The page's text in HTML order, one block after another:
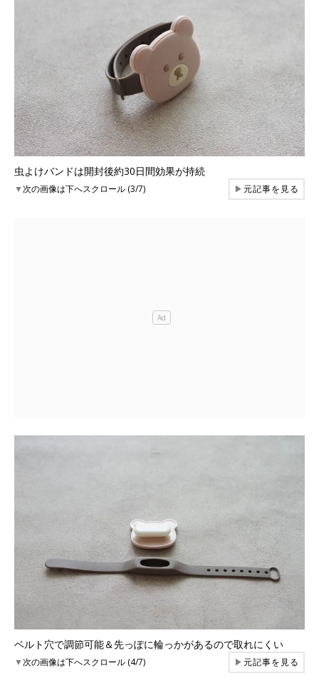
虫よけバンドは開封後約30日間効果が持続
▼次の画像は下へスクロール (3/7) ▶元記事を見る
ベルト穴で調節可能＆先っぽに輪っかがあるので取れにくい
▼次の画像は下へスクロール (4/7) ▶元記事を見る